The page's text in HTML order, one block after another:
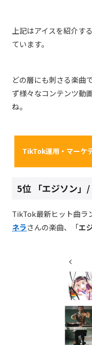
上記はアイスを紹介す
ています。
どの層にも刺さる楽曲
ず様々なコンテンツ動
ね。
TikTok運用・マーケ
5位 「エジソン」 /
TikTok最新ヒット曲ラ
ネラさんの楽曲、「エ